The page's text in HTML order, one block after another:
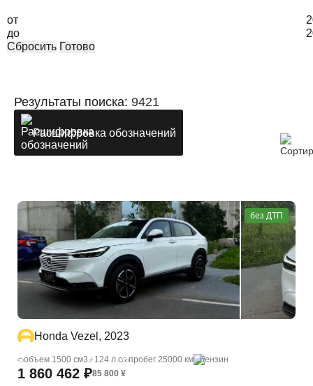
от
до
Сбросить Готово
Результаты поиска: 9421
Расшифровка обозначений
без ДТП
Honda Vezel, 2023
объем 1500 cм3 124 л.с пробег 25000 км бензин
1 860 462 ₽85 800 ¥